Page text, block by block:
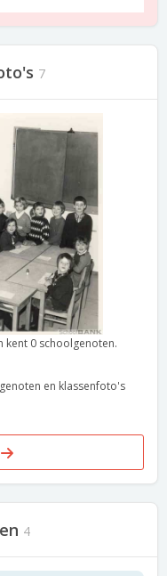
7
kent 0 schoolgenoten.
en klassenfoto's
4